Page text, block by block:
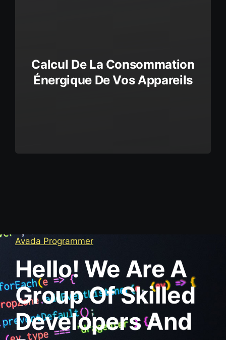
Calcul De La Consommation
Énergique De Vos Appareils
Avada Programmer
Hello! We Are A
Group Of Skilled
Developers And